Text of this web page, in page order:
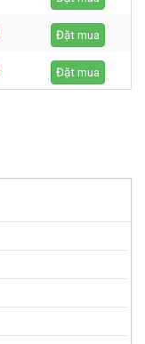
Đặt mua
Đặt mua